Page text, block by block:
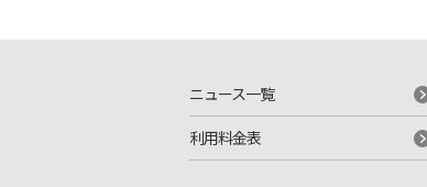
ニュース一覧
利用料金表